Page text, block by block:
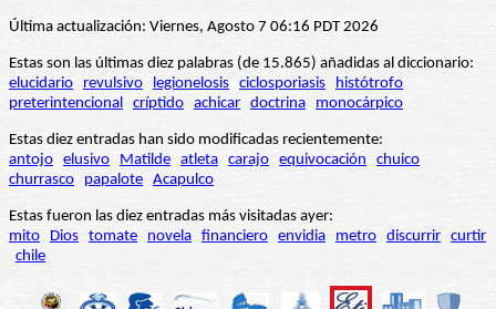
Última actualización: Viernes, Agosto 7 06:16 PDT 2026
Estas son las últimas diez palabras (de 15.865) añadidas al diccionario:
elucidario
revulsivo legionelosis ciclosporiasis
histótrofo
preterintencional
críptido achicar doctrina monocárpico
Estas diez entradas han sido modificadas recientemente:
antojo elusivo Matilde atleta carajo equivocación
chuico
churrasco
papalote Acapulco
Estas fueron las diez entradas más visitadas ayer:
mito
Dios tomate novela financiero envidia metro discurrir curtir
chile